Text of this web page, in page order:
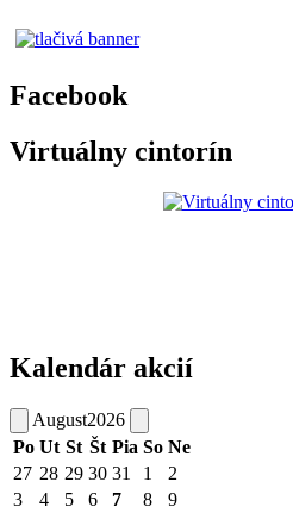
Facebook
Virtuálny cintorín
Kalendár akcií
August2026
Po Ut St Št Pia So Ne
27 28 29 30 31 1
2
3
4 5 6 7 8
9